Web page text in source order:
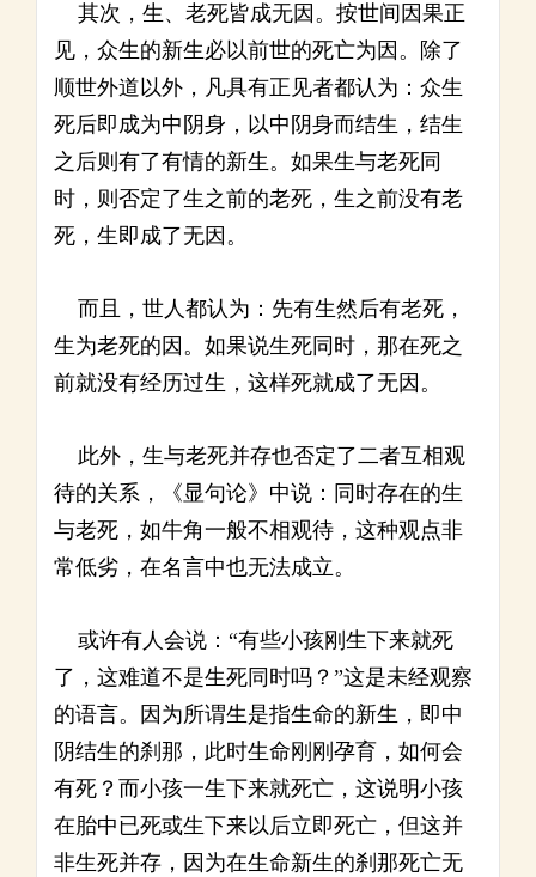
其次，生、老死皆成无因。按世间因果正
见，众生的新生必以前世的死亡为因。除了
顺世外道以外，凡具有正见者都认为：众生
死后即成为中阴身，以中阴身而结生，结生
之后则有了有情的新生。如果生与老死同
时，则否定了生之前的老死，生之前没有老
死，生即成了无因。
而且，世人都认为：先有生然后有老死，
生为老死的因。如果说生死同时，那在死之
前就没有经历过生，这样死就成了无因。
此外，生与老死并存也否定了二者互相观
待的关系，《显句论》中说：同时存在的生
与老死，如牛角一般不相观待，这种观点非
常低劣，在名言中也无法成立。
或许有人会说：“有些小孩刚生下来就死
了，这难道不是生死同时吗？”这是未经观察
的语言。因为所谓生是指生命的新生，即中
阴结生的刹那，此时生命刚刚孕育，如何会
有死？而小孩一生下来就死亡，这说明小孩
在胎中已死或生下来以后立即死亡，但这并
非生死并存，因为在生命新生的刹那死亡无